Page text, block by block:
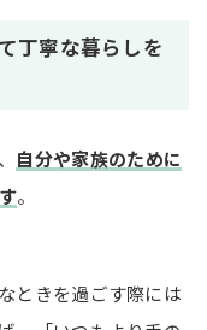
丁寧な暮らしを
自分や家族のために
。
ときを過ごす際には